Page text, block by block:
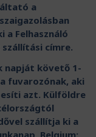
a
Felhasználó
címre.
napját követő 1-
fuvarozónak, aki
azt. Külföldre
szállítja ki a
Belgium: